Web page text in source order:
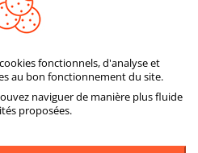
fonctionnels, d'analyse et
au bon fonctionnement du site.
naviguer de manière plus fluide
proposées.